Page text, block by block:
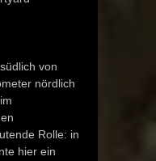
von
nördlich
Rolle: in
hier ein